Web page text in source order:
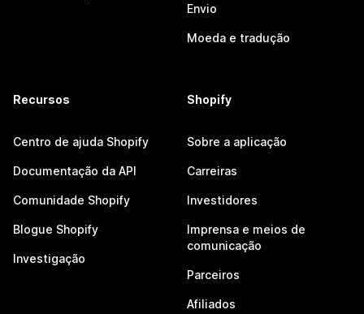
Envio
Moeda e tradução
Recursos
Centro de ajuda Shopify
Documentação da API
Comunidade Shopify
Blogue Shopify
Investigação
Shopify
Sobre a aplicação
Carreiras
Investidores
Imprensa e meios de
comunicação
Parceiros
Afiliados